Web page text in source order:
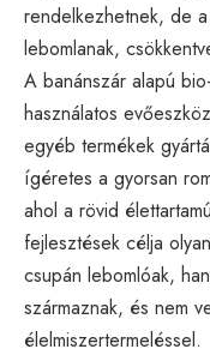
rendelkezhetnek, de
lebomlanak,
A banánszár alapú
használatos
egyéb termékek
ígéretes a gyorsan
ahol a rövid
fejlesztések célja
csupán lebomlóak,
származnak, és nem
élelmiszertermeléssel.